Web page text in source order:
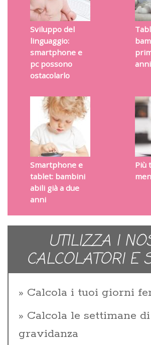
Sviluppo del
linguaggio:
smartphone e
pc possono
ostacolarlo
anni
Smartphone e
tablet: bambini
abili già a due
anni
Più
UTILIZZA I
CALCOLATORI E
Calcola i tuoi giorni
Calcola le settimane di
gravidanza